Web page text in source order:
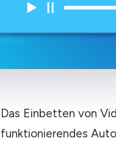
Das Einbetten von
funktionierendes